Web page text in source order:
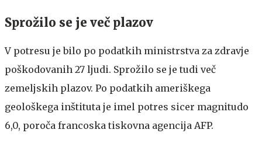
Sprožilo se je več plazov
V potresu je bilo po podatkih ministrstva za zdravje
poškodovanih 27 ljudi. Sprožilo se je tudi več
zemeljskih plazov. Po podatkih ameriškega
geološkega inštituta je imel potres sicer magnitudo
6,0, poroča francoska tiskovna agencija AFP.